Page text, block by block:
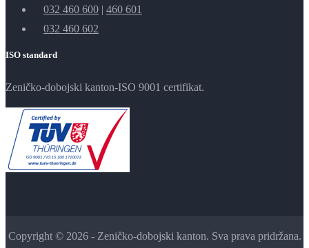
032 460 600 | 460 601
032 460 602
ISO standard
Zeničko-dobojski kanton-ISO 9001 certifikat.
Copyright © 2026 - Zeničko-dobojski kanton. Sva prava pridržana.